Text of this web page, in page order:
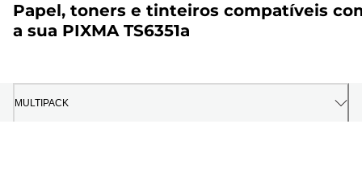
Papel, toners e tinteiros compatíveis
a sua PIXMA TS6351a
MULTIPACK